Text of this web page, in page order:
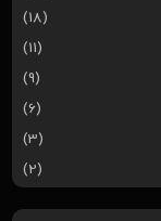
(18)
(11)
(9)
(6)
(3)
(2)